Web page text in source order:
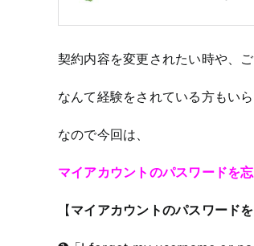
契約内容を変更されたい時や、
なんて経験をされている方もい
なので今回は、
マイアカウントのパスワードを
【マイアカウントのパスワード